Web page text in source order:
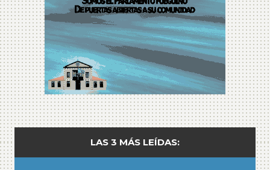
LAS 3 MÁS LEÍDAS: